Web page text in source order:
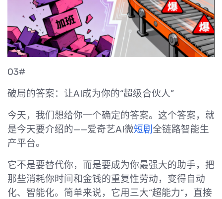
03#
破局的答案：让AI成为你的“超级合伙人”
今天，我们想给你一个确定的答案。这个答案，就
是今天要介绍的——爱奇艺AI微短剧 全链路智能生
产平台。
它不是要替代你，而是要成为你最强大的助手，把
那些消耗你时间和金钱的重复性劳动，变得自动
化、智能化。简单来说，它用三大“超能力”，直接